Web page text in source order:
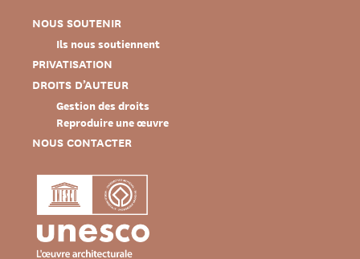
NOUS SOUTENIR
Ils nous soutiennent
PRIVATISATION
DROITS D’AUTEUR
Gestion des droits
Reproduire une œuvre
NOUS CONTACTER